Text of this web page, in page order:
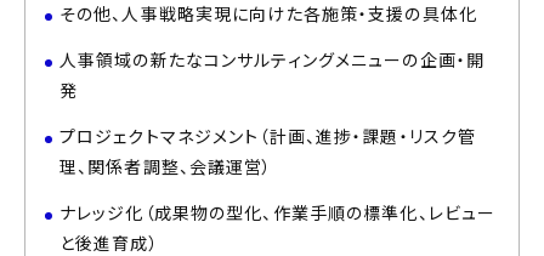
その他、人事戦略実現に向けた各施策・支援の具体化
人事領域の新たなコンサルティングメニューの企画・開
発
プロジェクトマネジメント（計画、進捗・課題・リスク管
理、関係者調整、会議運営）
ナレッジ化（成果物の型化、作業手順の標準化、レビュー
と後進育成）